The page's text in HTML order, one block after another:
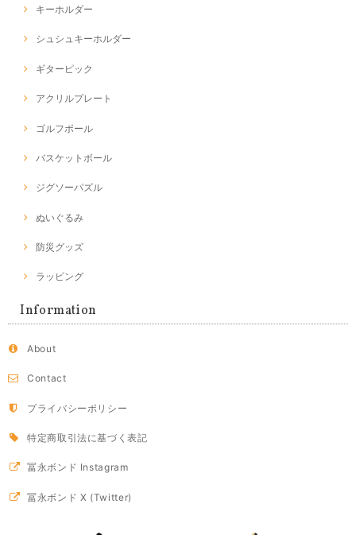
キーホルダー
シュシュキーホルダー
ギターピック
アクリルプレート
ゴルフボール
バスケットボール
ジグソーパズル
ぬいぐるみ
防災グッズ
ラッピング
Information
About
Contact
プライバシーポリシー
特定商取引法に基づく表記
冨永ボンド Instagram
冨永ボンド X (Twitter)